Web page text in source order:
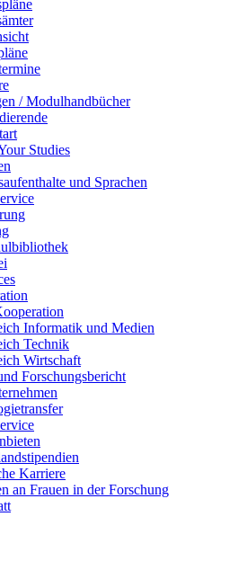
/ Modulhandbücher
Studies
und Sprachen
Informatik und Medien
Technik
Wirtschaft
Forschungsbericht
Karriere
an Frauen in der Forschung